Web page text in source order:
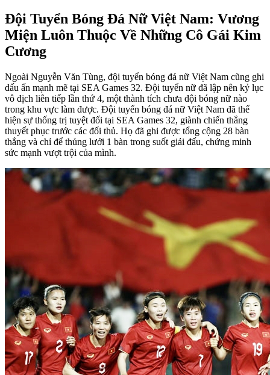
Đội Tuyển Bóng Đá Nữ Việt Nam: Vương
Miện Luôn Thuộc Về Những Cô Gái Kim
Cương
Ngoài Nguyễn Văn Tùng, đội tuyển bóng đá nữ Việt Nam cũng ghi
dấu ấn mạnh mẽ tại SEA Games 32. Đội tuyển nữ đã lập nên kỷ lục
vô địch liên tiếp lần thứ 4, một thành tích chưa đội bóng nữ nào
trong khu vực làm được. Đội tuyển bóng đá nữ Việt Nam đã thể
hiện sự thống trị tuyệt đối tại SEA Games 32, giành chiến thắng
thuyết phục trước các đối thủ. Họ đã ghi được tổng cộng 28 bàn
thắng và chỉ để thủng lưới 1 bàn trong suốt giải đấu, chứng minh
sức mạnh vượt trội của mình.